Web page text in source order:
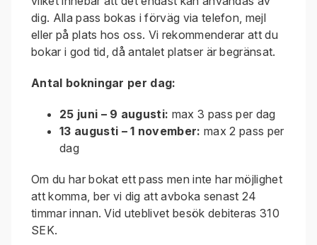
dig. Alla pass bokas i förväg via telefon, mejl
eller på plats hos oss. Vi rekommenderar att du
bokar i god tid, då antalet platser är begränsat.
Antal bokningar per dag:
25 juni – 9 augusti: max 3 pass per dag
13 augusti – 1 november: max 2 pass per
dag
Om du har bokat ett pass men inte har möjlighet
att komma, ber vi dig att avboka senast 24
timmar innan. Vid uteblivet besök debiteras 310
SEK.